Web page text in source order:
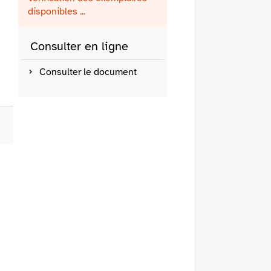
disponibles ...
Consulter en ligne
Consulter le document